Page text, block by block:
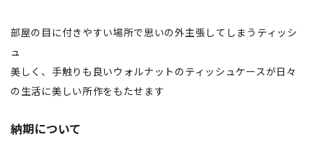
部屋の目に付きやすい場所で思いの外主張してしまうティッシ
ュ
美しく、手触りも良いウォルナットのティッシュケースが日々
の生活に美しい所作をもたせます
納期について